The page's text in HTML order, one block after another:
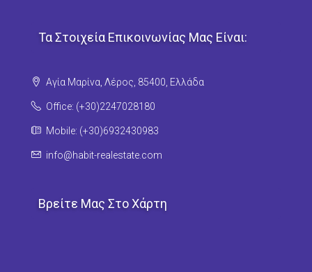
Τα Στοιχεία Επικοινωνίας Μας Είναι:
Αγία Μαρίνα, Λέρος, 85400, Ελλάδα
Office: (+30)2247028180
Mobile: (+30)6932430983
info@habit-realestate.com
Βρείτε Μας Στο Χάρτη